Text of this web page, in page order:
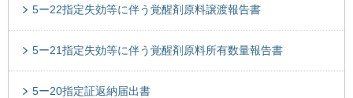
5ー22指定失効等に伴う覚醒剤原料譲渡報告書
5ー21指定失効等に伴う覚醒剤原料所有数量報告書
5ー20指定証返納届出書